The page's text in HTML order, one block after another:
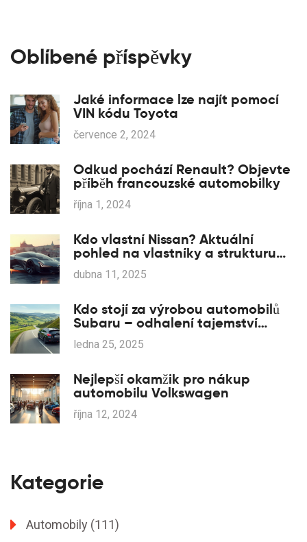
Oblíbené příspěvky
Jaké informace lze najít pomocí
VIN kódu Toyota
července 2, 2024
Odkud pochází Renault? Objevte
příběh francouzské automobilky
října 1, 2024
Kdo vlastní Nissan? Aktuální
pohled na vlastníky a strukturu
firmy
dubna 11, 2025
Kdo stojí za výrobou automobilů
Subaru – odhalení tajemství
produkce
ledna 25, 2025
Nejlepší okamžik pro nákup
automobilu Volkswagen
října 12, 2024
Kategorie
Automobily (111)